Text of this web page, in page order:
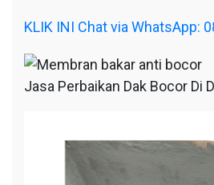
KLIK INI Chat via WhatsApp:
Jasa Perbaikan Dak Bocor Di